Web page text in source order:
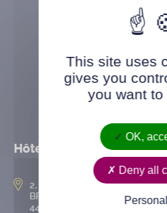
Hôtel de ville
2, rue de l’Hôtel-de-Ville
BP 50167
44802 Saint-Herblain cedex
This site uses
gives you
you want
OK,
Deny all